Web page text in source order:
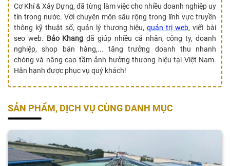
Cơ Khí & Xây Dựng, đã từng làm việc cho nhiều doanh nghiệp uy
tín trong nước. Với chuyên môn sâu rộng trong lĩnh vực truyền
thông kỹ thuật số, quản lý thương hiệu,quản trị web, viết bài
seo web. Bảo Khang đã giúp nhiều cá nhân, công ty, doanh
nghiệp, shop bán hàng,... tăng trưởng doanh thu nhanh
chóng và nâng cao tầm ảnh hưởng thương hiệu tại Việt Nam.
Hân hạnh được phục vụ quý khách!
SẢN PHẨM, DỊCH VỤ CÙNG DANH MỤC